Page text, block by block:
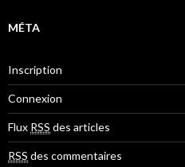
s
MÉTA
Inscription
Connexion
Flux RSS des articles
RSS des commentaires